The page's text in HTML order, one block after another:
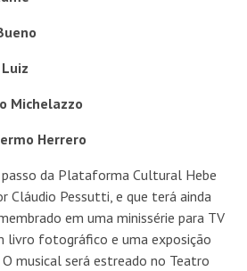
Michelazzo
Herrero
da Plataforma Cultural Hebe
Cláudio Pessutti, e que terá ainda
em uma minissérie para TV
livro fotográfico e uma exposição
musical será estreado no Teatro